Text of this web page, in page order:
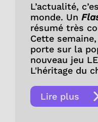
L’actualité,
monde. Un
résumé très
Cette
porte sur la
nouveau jeu
L'héritage du
Lire plus